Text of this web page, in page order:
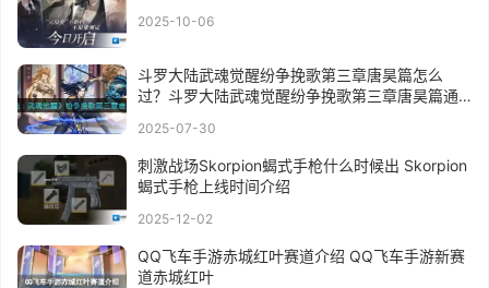
2025-10-06
斗罗大陆武魂觉醒纷争挽歌第三章唐昊篇怎么
过？斗罗大陆武魂觉醒纷争挽歌第三章唐昊篇通
2025-07-30
刺激战场Skorpion蝎式手枪什么时候出 Skorpion
蝎式手枪上线时间介绍
2025-12-02
QQ飞车手游赤城红叶赛道介绍 QQ飞车手游新赛
道赤城红叶